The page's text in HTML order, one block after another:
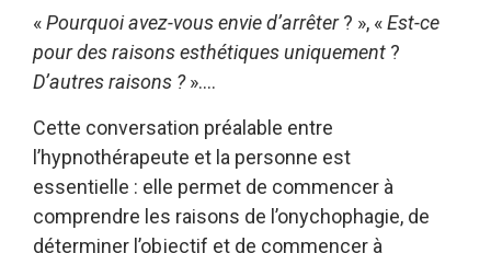
«Pourquoi avez-vous envie d’arrêter? », «Est-ce
pour des raisons esthétiques uniquement ?
D’autres raisons ?»….
Cette conversation préalable entre
l’hypnothérapeute et la personne est
essentielle : elle permet de commencer à
comprendre les raisons de l’onychophagie, de
déterminer l’objectif et de commencer à